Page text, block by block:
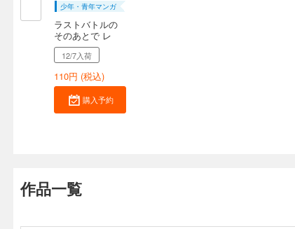
少年・青年マンガ
ラストバトルの
そのあとで レ
ベ...
12/7入荷
110円 (税込)
購入予約
作品一覧